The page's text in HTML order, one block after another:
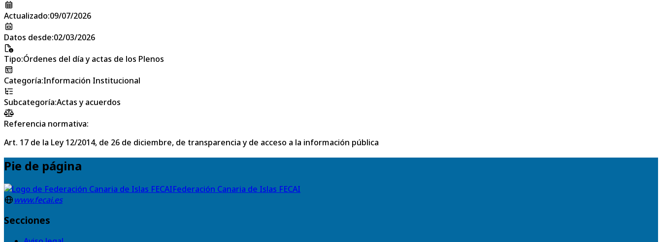
Actualizado:09/07/2026
Datos desde:02/03/2026
Tipo:Órdenes del día y actas de los Plenos
Categoría:Información Institucional
Subcategoría:Actas y acuerdos
Referencia normativa:
Art. 17 de la Ley 12/2014, de 26 de diciembre, de transparencia y de acceso a la información pública
Pie de página
Federación Canaria de Islas FECAI
www.fecai.es
Secciones